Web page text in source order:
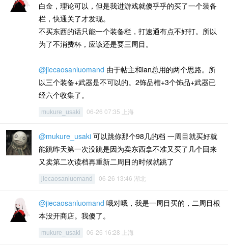
白金，理论可以，但是我进游戏就傻乎乎的买了一个装备
栏，快通关了才发现。
不买东西的话只能一个装备栏，打速通有点不好打。所以
为了不消费杯，应该还是要三周目。
@jiecaosanluomand 由于帖主和lan总用的两个思路。所
以三个装备+武器是不可以的。2饰品槽+3个饰品+武器已
经六个收集了。
mukure_usaki 06-26 07:35 上海
@mukure_usaki 可以跳你那个98几的档 一周目就买好就
能跳昨天第一次没跳是因为卖东西拿不准又买了几个回来
又卖第二次读档再重新二周目的时候就跳了
jiecaosanluomand 06-26 13:46 湖北
@jiecaosanluomand 哦对哦，我是一周目买的，二周目根
本没开商店。我傻了。
mukure_usaki 06-26 16:28 上海